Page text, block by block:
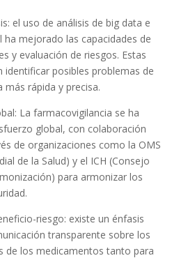
el uso de análisis de big data e
ha mejorado las capacidades de
y evaluación de riesgos. Estas
identificar posibles problemas de
más rápida y precisa.
La farmacovigilancia se ha
global, con colaboración
de organizaciones como la OMS
de la Salud) y el ICH (Consejo
para armonizar los
riesgo: existe un énfasis
transparente sobre los
de los medicamentos tanto para